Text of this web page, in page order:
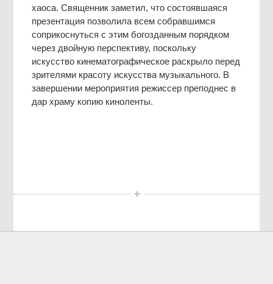
хаоса. Священник заметил, что состоявшаяся
презентация позволила всем собравшимся
соприкоснуться с этим богозданным порядком
через двойную перспективу, поскольку
искусство кинематографическое раскрыло перед
зрителями красоту искусства музыкального. В
завершении мероприятия режиссер преподнес в
дар храму копию киноленты.